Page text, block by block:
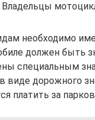
Владельцы
необходимо
должен быть
специальным
виде дорожного
платить за